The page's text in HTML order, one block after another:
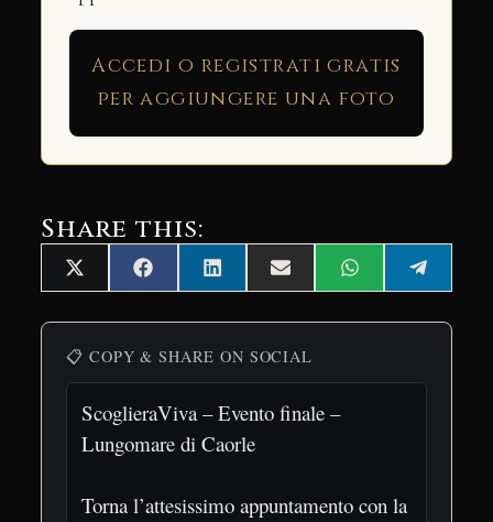
Accedi o registrati gratis
per aggiungere una foto
Share this:
Share
on
X
(Twitter)
Share
on
FacebookShare
on
LinkedInShare
on
Email Share
on
WhatsAppShare
on
📋 COPY & SHARE ON SOCIAL